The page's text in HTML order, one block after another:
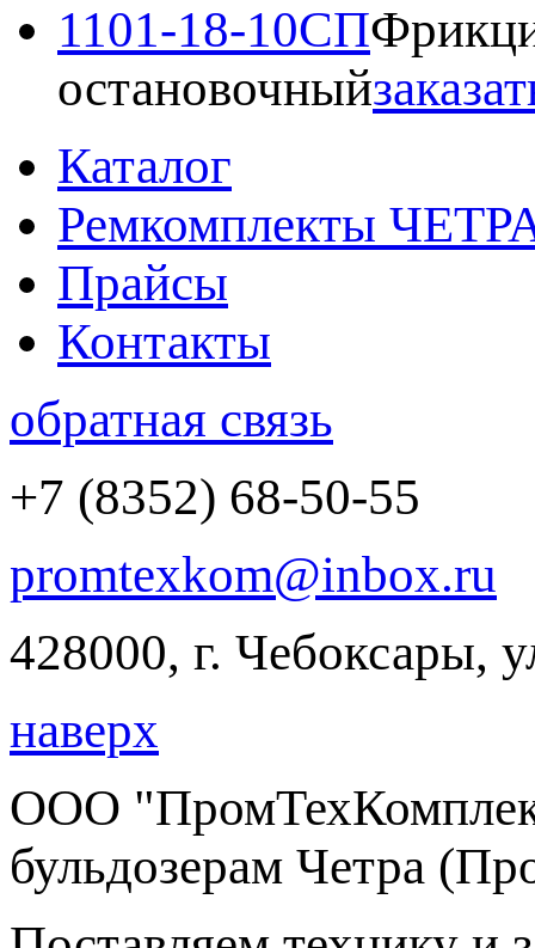
1101-18-10СП
остановочный
Каталог
Ремкомплекты
Прайсы
Контакты
обратная связь
+7 (8352) 68-50-55
promtexkom@inbox.ru
428000, г. Чебоксары,
наверх
ООО
бульдозерам Четра